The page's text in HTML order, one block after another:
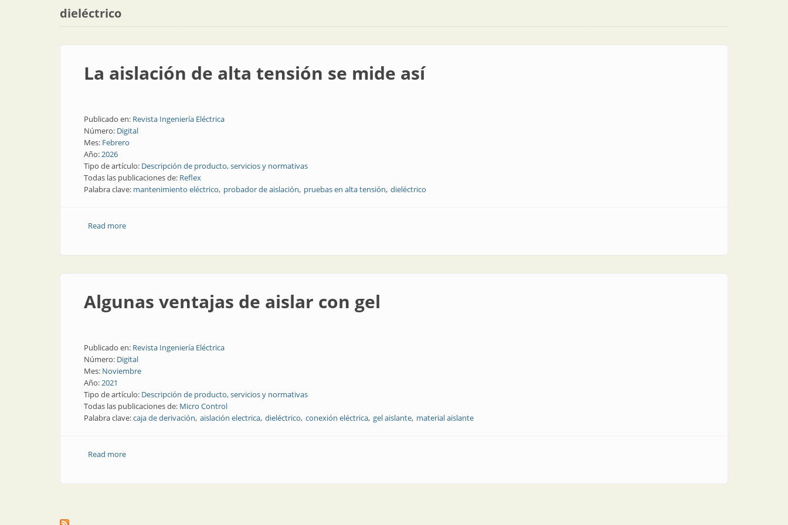
dieléctrico
La aislación de alta tensión se mide así
Publicado en: Revista Ingeniería Eléctrica
Número: Digital
Mes: Febrero
Año:2026
Tipo de artículo: Descripción de producto, servicios y normativas
Todas las publicaciones de: Reflex
Palabra clave: mantenimiento eléctrico probador de aislación pruebas en alta tensión dieléctrico
Read moreabout La aislación de alta tensión se mide así
Algunas ventajas de aislar con gel
Publicado en: Revista Ingeniería Eléctrica
Número: Digital
Mes: Noviembre
Año:2021
Tipo de artículo: Descripción de producto, servicios y normativas
Todas las publicaciones de: Micro Control
Palabra clave:caja de derivación aislación electrica dieléctrico conexión eléctrica gel aislante material aislante
Read moreabout Algunas ventajas de aislar con gel